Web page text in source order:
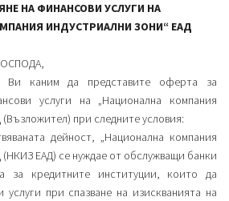
НА ФИНАНСОВИ УСЛУГИ НА
ИНДУСТРИАЛНИ ЗОНИ“ ЕАД
Ви каним да представите оферта за
услуги на „Национална компания
при следните условия:
дейност, „Национална компания
(НКИЗ ЕАД) се нуждае от обслужващи банки
за кредитните институции, които да
услуги при спазване на изискванията на